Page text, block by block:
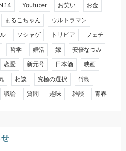
Youtuber お笑い
お金
まるこちゃん
ウルトラマン
ソシャゲ トリビア
フェチ
哲学 婚活 嫁
安倍なつみ
恋愛 新元号 日本酒
映画
相談 究極の選択
竹島
議論 質問 趣味 雑談 青春